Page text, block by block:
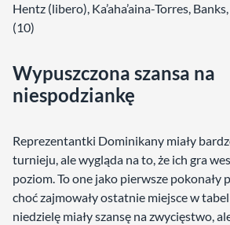
Hentz (libero), Ka’aha’aina-Torres,
(10)
Wypuszczona szansa na
niespodziankę
Reprezentantki Dominikany miały
turnieju, ale wygląda na to, że ich gra
poziom. To one jako pierwsze pokonały
choć zajmowały ostatnie miejsce w
niedzielę miały szansę na zwycięstwo,